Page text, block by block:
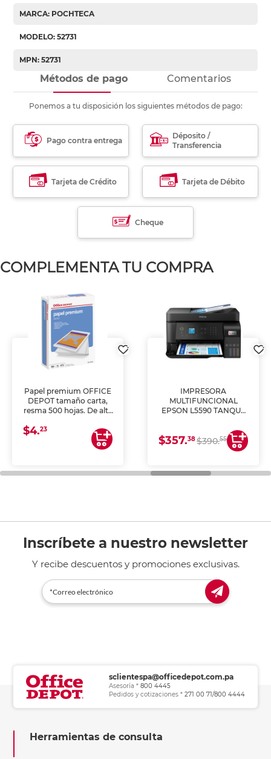
MARCA: POCHTECA
MODELO: 52731
MPN: 52731
Métodos de pago Comentarios
Ponemos a tu disposición los siguientes métodos de pago:
Pago contra entrega
Déposito /
Transferencia
Tarjeta de Crédito Tarjeta de Débito
Cheque
COMPLEMENTA TU COMPRA
Papel premium OFFICE
DEPOT tamaño carta,
resma 500 hojas. De alta
uniforme, ideal para
impresoras de inyección
de tinta y láser,
general de oficina.
$4.23
IMPRESORA
MULTIFUNCIONAL
EPSON L5590 TANQUE
COPIA Y ESCANEA)
$357.38$390.55
Inscríbete a nuestro newsletter
Y recibe descuentos y promociones exclusivas.
sclientespa@officedepot.com.pa
Asesoría * 800 4445
Pedidos y cotizaciones * 271 00 71/800 4444
Herramientas de consulta